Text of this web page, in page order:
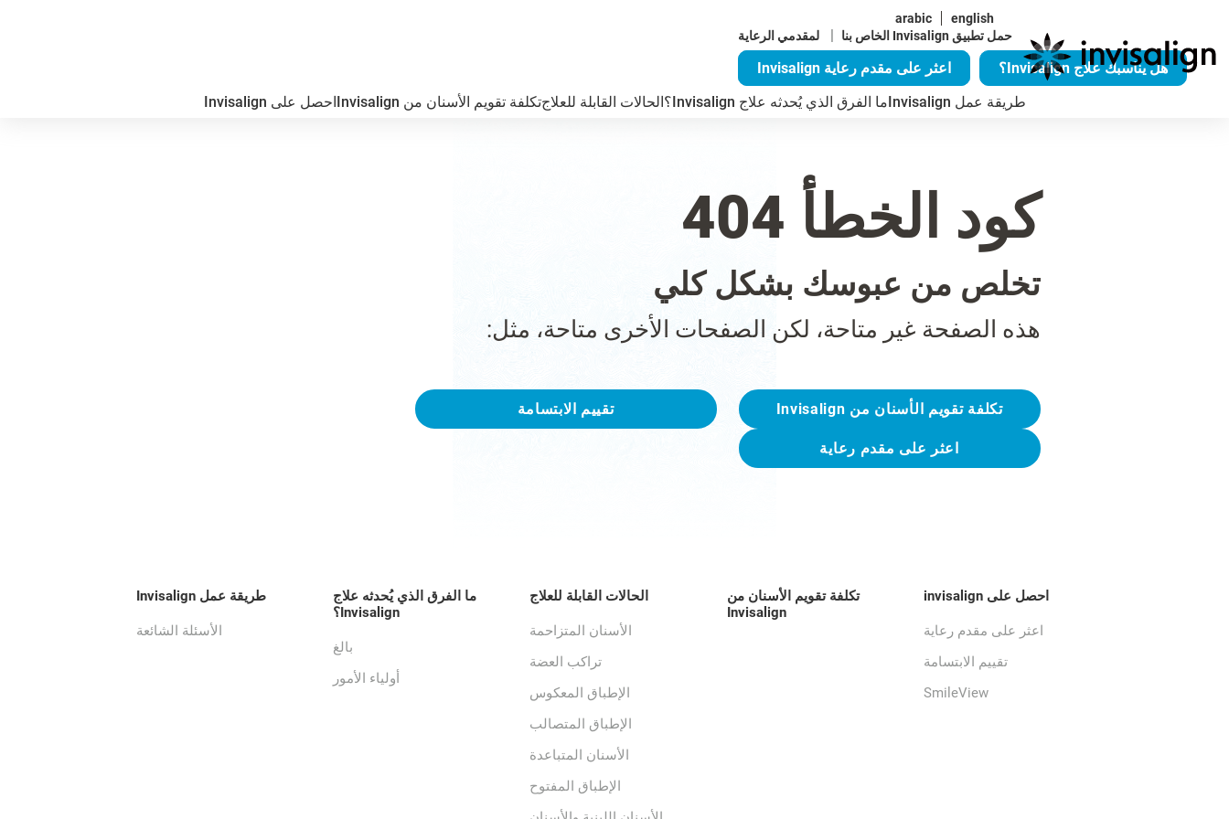
arabic
english
حمل تطبيق Invisalign الخاص بنا
| لمقدمي الرعاية
هل يناسبك علاج Invisalign؟
اعثر على مقدم رعاية Invisalign
طريقة عمل Invisalign
ما الفرق الذي يُحدثه علاج Invisalign؟ الحالات القابلة للعلاجتكلفة تقويم الأسنان من Invisalign احصل على Invisalign
كود الخطأ 404
تخلص من عبوسك بشكل كلي
هذه الصفحة غير متاحة، لكن الصفحات الأخرى متاحة، مثل:
تكلفة تقويم الأسنان من Invisalign تقييم الابتسامة
اعثر على مقدم رعاية
طريقة عمل Invisalign
الأسئلة الشائعة
ما الفرق الذي يُحدثه علاج
Invisalign؟
بالغ
أولياء الأمور
الحالات القابلة للعلاج
الأسنان المتزاحمة
تراكب العضة
الإطباق المعكوس
الإطباق المتصالب
الأسنان المتباعدة
الإطباق المفتوح
تكلفة تقويم الأسنان من
Invisalign
احصل على invisalign
اعثر على مقدم رعاية
تقييم الابتسامة
SmileView